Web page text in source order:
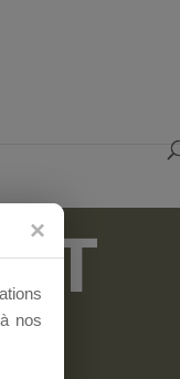
nos